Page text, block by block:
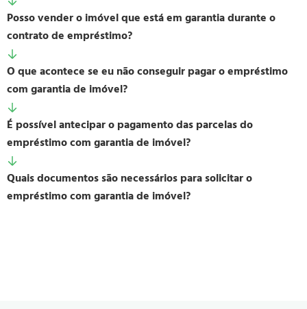
Posso vender o imóvel que está em garantia durante o
contrato de empréstimo?
O que acontece se eu não conseguir pagar o empréstimo
com garantia de imóvel?
É possível antecipar o pagamento das parcelas do
empréstimo com garantia de imóvel?
Quais documentos são necessários para solicitar o
empréstimo com garantia de imóvel?